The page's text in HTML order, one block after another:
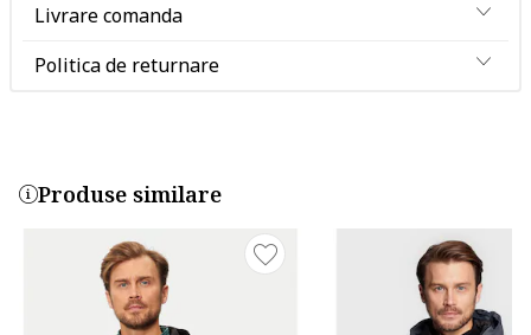
Livrare comanda
Politica de returnare
Produse similare